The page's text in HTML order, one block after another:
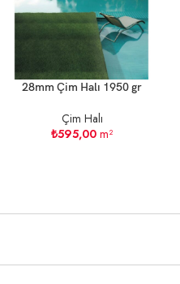
28mm Çim Halı 1950 gr
Çim Halı
₺595,00 m²